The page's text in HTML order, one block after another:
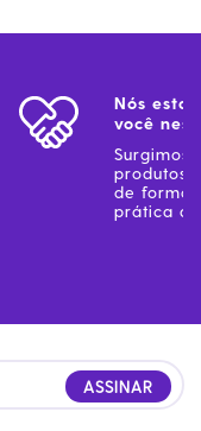
Nós
você
Surgimos
produtos
de forma
prática
ASSINAR